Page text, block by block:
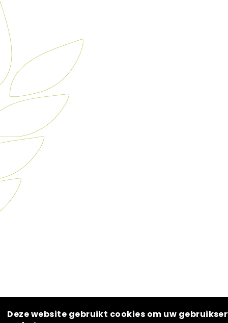
Deze website gebruikt cookies om uw